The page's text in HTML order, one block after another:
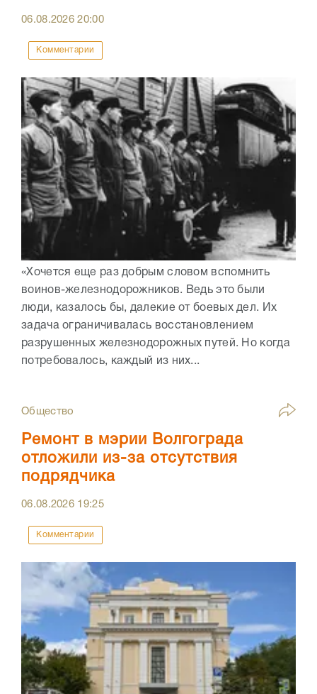
06.08.202620:00
Комментарии
«Хочется еще раз добрым словом вспомнить
воинов-железнодорожников. Ведь это были
люди, казалось бы, далекие от боевых дел. Их
задача ограничивалась восстановлением
разрушенных железнодорожных путей. Но когда
потребовалось, каждый из них...
Общество
Ремонт в мэрии Волгограда
отложили из-за отсутствия
подрядчика
06.08.2026 19:25
Комментарии